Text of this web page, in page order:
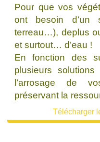
Pour que vos
ont besoin d’un
terreau…), deplus
et surtout… d’eau !
En fonction des
plusieurs
l’arrosage de
préservant la
Télécharger